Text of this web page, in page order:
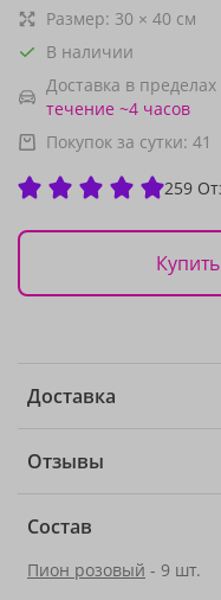
Размер: 30 × 40 см
В наличии
Доставка в
течение ~4 часов
Покупок за сутки: 41
259
Доставка
Отзывы
Состав
Пион розовый - 9 шт.